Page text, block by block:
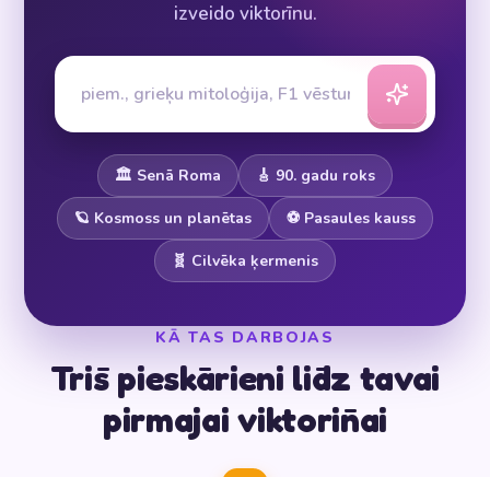
izveido viktorīnu.
🏛️ Senā Roma 🎸 90. gadu roks
🪐 Kosmoss un planētas ⚽ Pasaules kauss
🧬 Cilvēka ķermenis
KĀ TAS DARBOJAS
Trīs pieskārieni līdz tavai
pirmajai viktorīnai